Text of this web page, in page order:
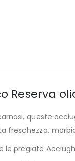
Reserva
queste
pregiate